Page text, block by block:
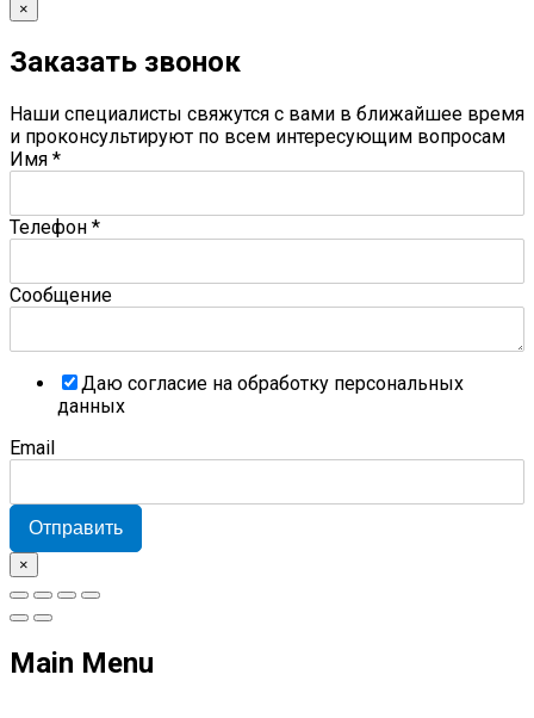
×
Заказать звонок
Наши специалисты свяжутся с вами в ближайшее время
и проконсультируют по всем интересующим вопросам
Имя *
Телефон *
Сообщение
Даю согласие на обработку персональных
данных
Email
Отправить
×
Main Menu